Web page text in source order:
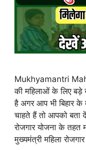
Mukhyamantri
की महिलाओं के लिए
है अगर आप भी बिहार के
चाहते हैं तो आपको बता
रोजगार योजना के
मुख्यमंत्री महिला